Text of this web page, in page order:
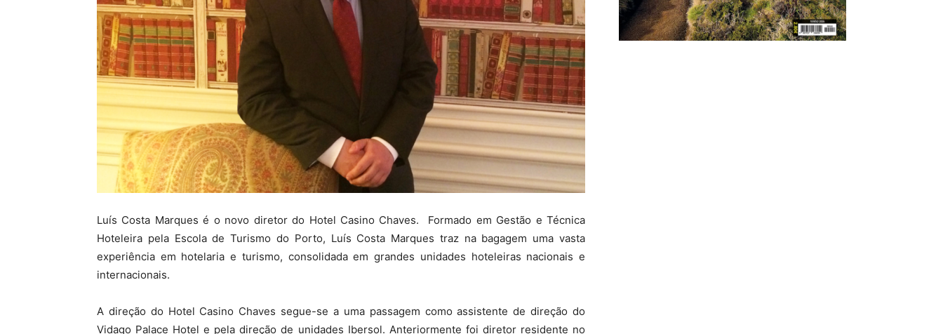
Luís Costa Marques é o novo diretor do Hotel Casino Chaves. Formado em Gestão e Técnica
Hoteleira pela Escola de Turismo do Porto, Luís Costa Marques traz na bagagem uma vasta
experiência em hotelaria e turismo, consolidada em grandes unidades hoteleiras nacionais e
internacionais.
A direção do Hotel Casino Chaves segue-se a uma passagem como assistente de direção do
Vidago Palace Hotel e pela direção de unidades Ibersol. Anteriormente foi diretor residente no